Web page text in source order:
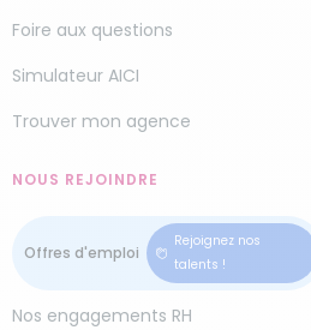
Foire aux questions
Simulateur AICI
Trouver mon agence
NOUS REJOINDRE
Rejoignez nos
talents !
Nos engagements RH